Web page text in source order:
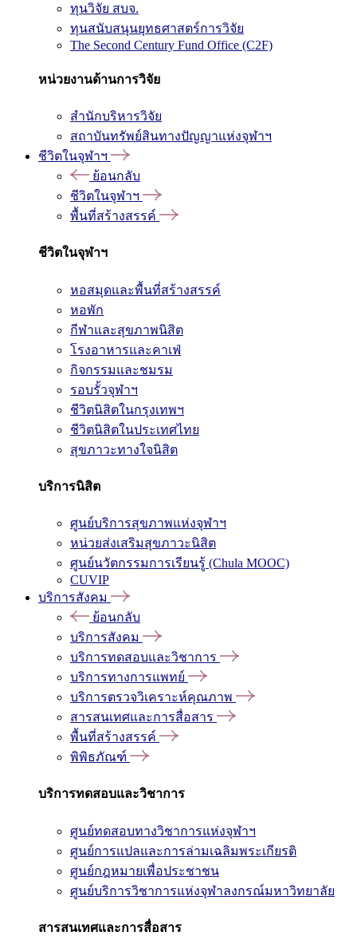
ทุนวิจัย สบจ.
ทุนสนับสนุนยุทธศาสตร์การวิจัย
The Second Century Fund Office (C2F)
หน่วยงานด้านการวิจัย
สำนักบริหารวิจัย
สถาบันทรัพย์สินทางปัญญาแห่งจุฬาฯ
ชีวิตในจุฬาฯ
ย้อนกลับ
ชีวิตในจุฬาฯ
พื้นที่สร้างสรรค์
ชีวิตในจุฬาฯ
หอสมุดและพื้นที่สร้างสรรค์
หอพัก
กีฬาและสุขภาพนิสิต
โรงอาหารและคาเฟ่
กิจกรรมและชมรม
รอบรั้วจุฬาฯ
ชีวิตนิสิตในกรุงเทพฯ
ชีวิตนิสิตในประเทศไทย
สุขภาวะทางใจนิสิต
บริการนิสิต
ศูนย์บริการสุขภาพแห่งจุฬาฯ
หน่วยส่งเสริมสุขภาวะนิสิต
ศูนย์นวัตกรรมการเรียนรู้ (Chula MOOC)
CUVIP
บริการสังคม
ย้อนกลับ
บริการสังคม
บริการทดสอบและวิชาการ
บริการทางการแพทย์
บริการตรวจวิเคราะห์คุณภาพ
สารสนเทศและการสื่อสาร
พื้นที่สร้างสรรค์
พิพิธภัณฑ์
บริการทดสอบและวิชาการ
ศูนย์ทดสอบทางวิชาการแห่งจุฬาฯ
ศูนย์การแปลและการล่ามเฉลิมพระเกียรติ
ศูนย์กฎหมายเพื่อประชาชน
ศูนย์บริการวิชาการแห่งจุฬาลงกรณ์มหาวิทยาลัย
สารสนเทศและการสื่อสาร